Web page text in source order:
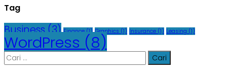
Tag
Business (3) Finance (1) Graphics (1) Insurance (1) Leasing (1)
WordPress (8)
Cari
untuk: